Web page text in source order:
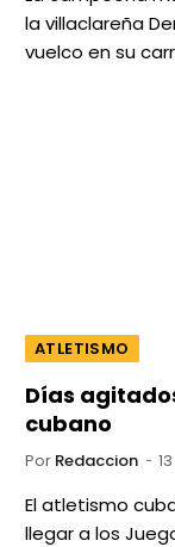
la villaclareña
vuelco en su
ATLETISMO
Días
cubano
Por Redaccion
El atletismo
llegar a los